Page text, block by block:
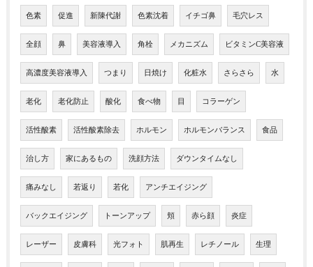
色素 促進 新陳代謝 色素沈着 イチゴ鼻 毛穴レス
全顔 鼻 美容液導入 角栓 メカニズム ビタミンC美容液
高濃度美容液導入 つまり 日焼け 化粧水 さらさら 水
老化 老化防止 酸化 食べ物 目 コラーゲン
活性酸素 活性酸素除去 ホルモン ホルモンバランス 食品
治し方 家にあるもの 洗顔方法 ダウンタイムなし
痛みなし 若返り 若化 アンチエイジング
バックエイジング トーンアップ 頬 赤ら顔 炎症
レーザー 皮膚科 光フォト 肌再生 レチノール 生理